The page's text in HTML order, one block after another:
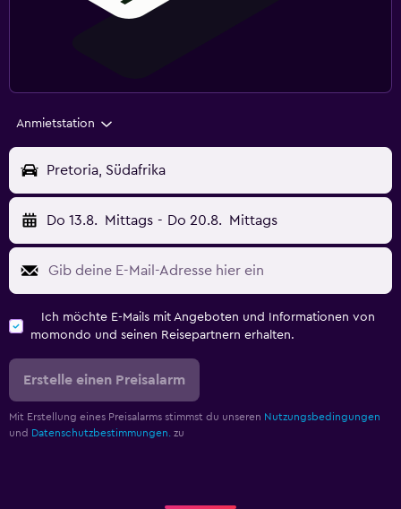
Anmietstation
Pretoria, Südafrika
Do 13.8. Mittags - Do 20.8. Mittags
Ich möchte E-Mails mit Angeboten und Informationen von
momondo und seinen Reisepartnern erhalten.
Erstelle einen Preisalarm
Mit Erstellung eines Preisalarms stimmst du unseren Nutzungsbedingungen
und Datenschutzbestimmungen. zu